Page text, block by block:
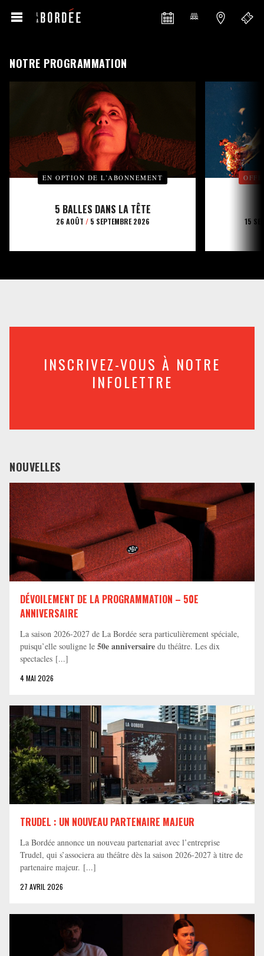
NOTRE PROGRAMMATION
EN OPTION DE L’ABONNEMENT
5 BALLES DANS LA TÊTE
26 AOÛT /5 SEPTEMBRE 2026 15
INSCRIVEZ-VOUS À NOTRE
INFOLETTRE
NOUVELLES
DÉVOILEMENT DE LA PROGRAMMATION – 50E
ANNIVERSAIRE
La saison 2026-2027 de La Bordée sera particulièrement spéciale,
puisqu’elle souligne le 50e anniversaire du théâtre. Les dix
spectacles [...]
4 MAI 2026
TRUDEL : UN NOUVEAU PARTENAIRE MAJEUR
La Bordée annonce un nouveau partenariat avec l’entreprise
Trudel, qui s’associera au théâtre dès la saison 2026-2027 à titre de
partenaire majeur. [...]
27 AVRIL 2026